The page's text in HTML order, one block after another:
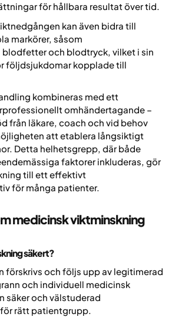
för hållbara resultat över tid.
kan även bidra till
markörer, såsom
och blodtryck, vilket i sin
följdsjukdomar kopplade till
kombineras med ett
omhändertagande –
från läkare, coach och vid behov
att etablera långsiktigt
Detta helhetsgrepp, där både
faktorer inkluderas, gör
till ett effektivt
för många patienter.
medicinsk viktminskning
säkert?
förskrivs och följs upp av legitimerad
och individuell medicinsk
säker och välstuderad
rätt patientgrupp.